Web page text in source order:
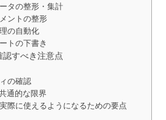
タの整形・集計
ントの整形
の自動化
トの下書き
認すべき注意点
の確認
通的な限界
際に使えるようになるための要点